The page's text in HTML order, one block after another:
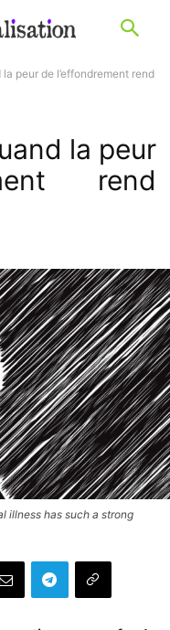
peur de l’effondrement rend
la peur
rend
illness has such a strong